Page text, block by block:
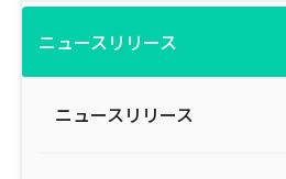
会社案内
お知らせ
ニュースリリース
ニュースリリース